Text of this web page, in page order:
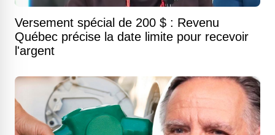
Versement spécial de 200 $ : Revenu
Québec précise la date limite pour recevoir
l'argent